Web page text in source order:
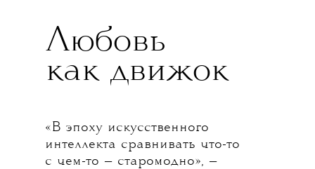
Любовь
как движок
«В эпоху искусственного
интеллекта сравнивать что-то
с чем-то — старомодно», —